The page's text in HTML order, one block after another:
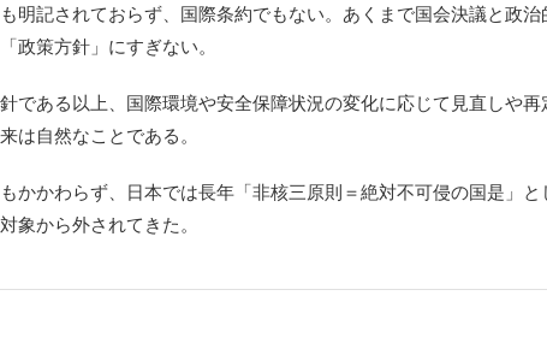
明記されておらず、国際条約でもない。あくまで国会決議と政
政策方針」にすぎない。
である以上、国際環境や安全保障状況の変化に応じて見直しや
は自然なことである。
かかわらず、日本では長年「非核三原則＝絶対不可侵の国是」
象から外されてきた。